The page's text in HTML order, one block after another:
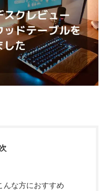
んな方におすすめ